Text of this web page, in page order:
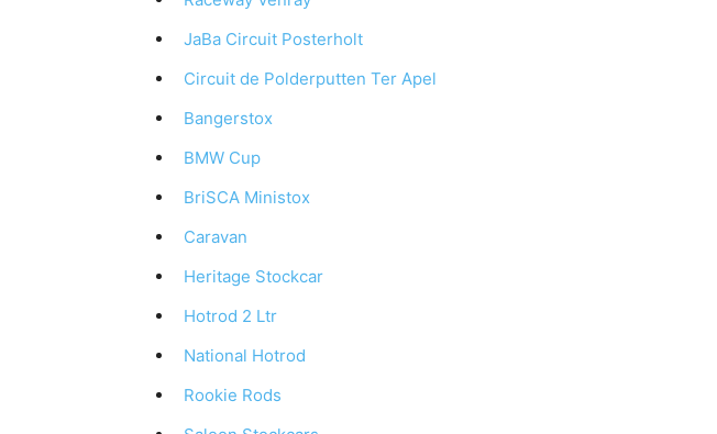
JaBa Circuit Posterholt
Circuit de Polderputten Ter Apel
Bangerstox
BMW Cup
BriSCA Ministox
Caravan
Heritage Stockcar
Hotrod 2 Ltr
National Hotrod
Rookie Rods